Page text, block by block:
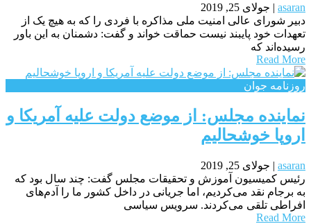
asaran
| جولای 25, 2019
دبیر شورای عالی امنیت ملی مذاکره با فردی را که به هیچ یک از
تعهدات خود پایبند نیست حماقت خواند و گفت: دشمنان به این باور
رسیده‌اند که
Read More
روزنامه جوان
نماینده مجلس: از موضع دولت علیه آمریکا و
اروپا خوشحالیم
asaran
| جولای 25, 2019
رئیس کمیسیون آموزش و تحقیقات مجلس گفت: چند سال بود که
به برجام نقد می‌کردیم، اما جریانی در داخل کشور ما را آدم‌های
افراطی تلقی می‌کردند. سرویس سیاسی
Read More